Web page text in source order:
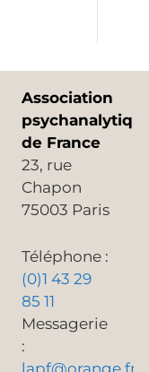
Association
psychanalytique
de France
23, rue
Chapon
75003 Paris
Téléphone :
(0)1 43 29
85 11
Messagerie
: